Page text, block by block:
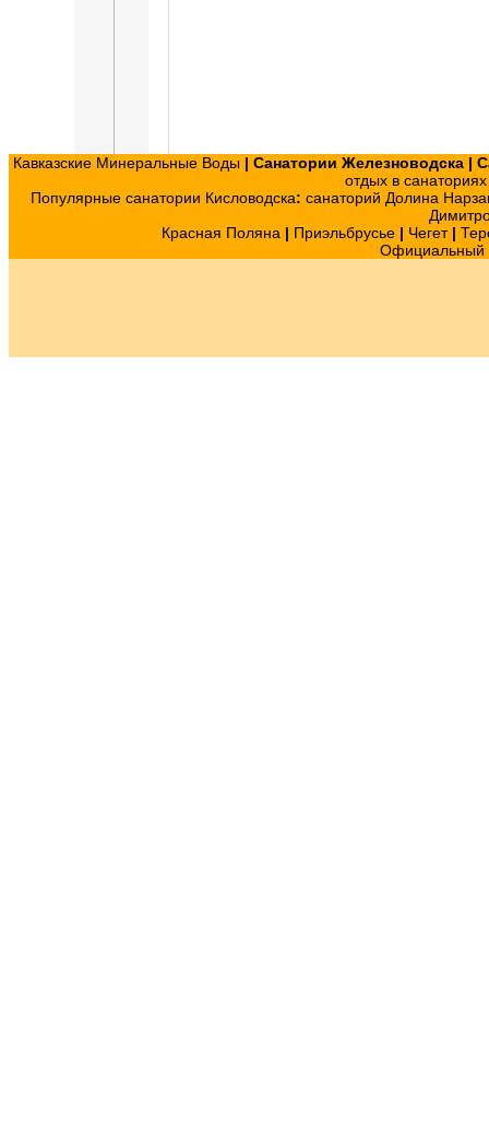
Кавказские Минеральные Воды | Санатории Железноводска |
отдых в
Популярные санатории Кисловодска: санаторий Долина
Красная Поляна | Приэльбрусье| Чегет|
Официальный